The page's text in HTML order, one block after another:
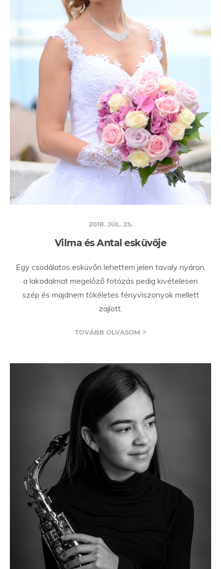
2018. JÚL. 25.
Vilma és Antal esküvője
Egy csodálatos esküvőn lehettem jelen tavaly nyáron,
a lakodalmat megelőző fotózás pedig kivételesen
szép és majdnem tökéletes fényviszonyok mellett
zajlott.
TOVÁBB OLVASOM